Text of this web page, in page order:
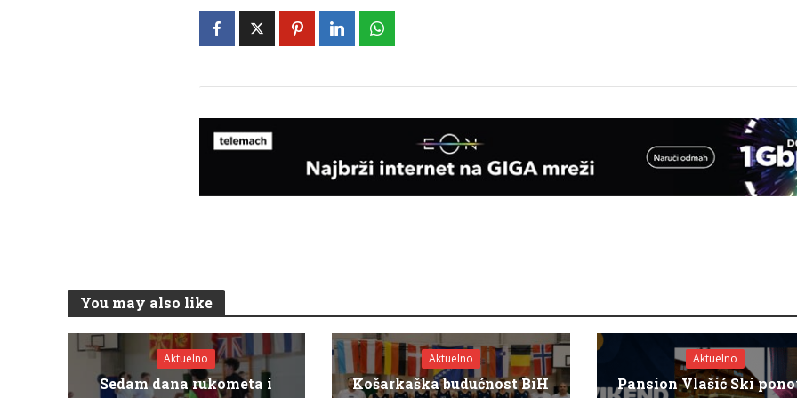
You may also like
Aktuelno
Sedam dana rukometa i
Aktuelno
Košarkaška budućnost BiH
Aktuelno
Pansion Vlašić Ski